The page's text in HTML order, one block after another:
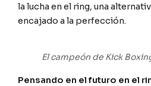
la lucha en el ring, una
encajado a la perfección.
El campeón de Kick
Pensando en el futuro en el